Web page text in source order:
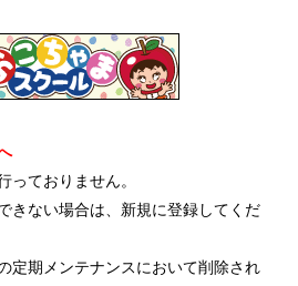
っておりません。
きない場合は、新規に登録してくだ
定期メンテナンスにおいて削除され